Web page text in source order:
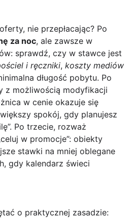
nie przepłacając? Po
za noc, ale zawsze w
sprawdź, czy w stawce jest
i ręczniki, koszty mediów
długość pobytu. Po
z możliwością modyfikacji
w cenie okazuje się
spokój, gdy planujesz
Po trzecie, rozważ
w promocje”: obiekty
stawki na mniej oblegane
gdy kalendarz świeci
o praktycznej zasadzie: